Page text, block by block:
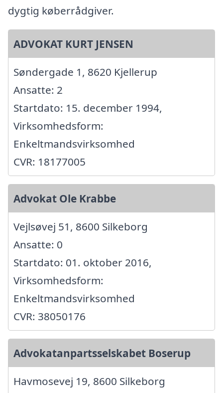
dygtig køberrådgiver.
ADVOKAT KURT JENSEN
Søndergade 1, 8620 Kjellerup
Ansatte: 2
Startdato: 15. december 1994,
Virksomhedsform:
Enkeltmandsvirksomhed
CVR: 18177005
Advokat Ole Krabbe
Vejlsøvej 51, 8600 Silkeborg
Ansatte: 0
Startdato: 01. oktober 2016,
Virksomhedsform:
Enkeltmandsvirksomhed
CVR: 38050176
Advokatanpartsselskabet Boserup
Havmosevej 19, 8600 Silkeborg